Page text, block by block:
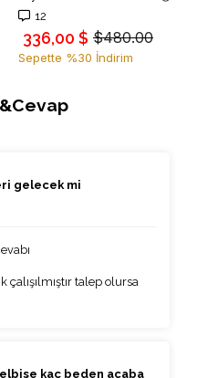
12
$480.00
336,00 $
Sepette %30 İndirim
gelecek mi
talep olursa
kaç beden acaba